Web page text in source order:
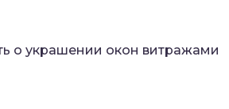
о украшении окон витражами